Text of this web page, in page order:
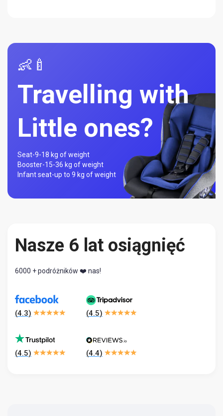
👶🍼
Travelling with
Little ones?
Seat-9-18 kg of weight
Booster-15-36 kg of weight
Infant seat-up to 9 kg of weight
Nasze 6 lat osiągnięć
6000 + podróżników ❤️ nas!
(4.3) (4.5)
(4.5) (4.4)